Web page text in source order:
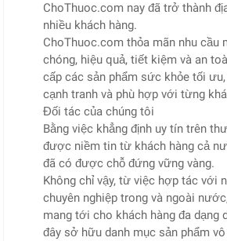
ChoThuoc.com nay đã trở thành
nhiều khách hàng.
ChoThuoc.com thỏa mãn nhu cầu
chóng, hiệu quả, tiết kiệm và an
cấp các sản phẩm sức khỏe tối
cạnh tranh và phù hợp với từng
Đối tác của chúng tôi
Bằng việc khẳng định uy tín trên
được niềm tin từ khách hàng cả
đã có được chỗ đứng vững vàng.
Không chỉ vậy, từ việc hợp tác với
chuyên nghiệp trong và ngoài
mang tới cho khách hàng đa dạng
đây sở hữu danh mục sản phẩm